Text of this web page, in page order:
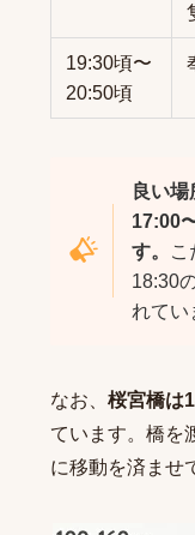
19:30頃〜
20:50頃
良い場
17:00
す。
こ
18:30
れてい
なお、 桜宮橋は
ています。橋を
に移動を済ませ